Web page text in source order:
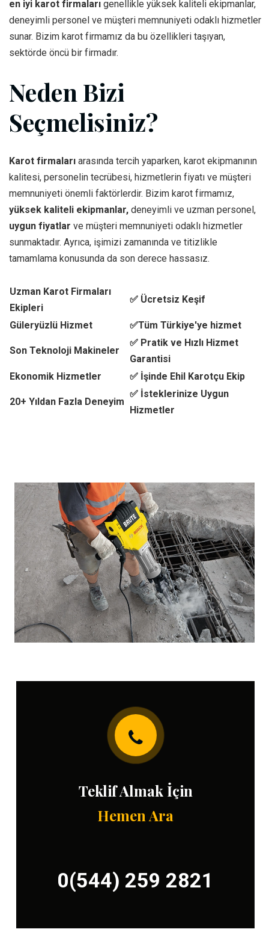
en iyi karot firmaları genellikle yüksek kaliteli ekipmanlar,
deneyimli personel ve müşteri memnuniyeti odaklı hizmetler
sunar. Bizim karot firmamız da bu özellikleri taşıyan,
sektörde öncü bir firmadır.
Neden Bizi
Seçmelisiniz?
Karot firmaları arasında tercih yaparken, karot ekipmanının
kalitesi, personelin tecrübesi, hizmetlerin fiyatı ve müşteri
memnuniyeti önemli faktörlerdir. Bizim karot firmamız,
yüksek kaliteli ekipmanlar, deneyimli ve uzman personel,
uygun fiyatlar ve müşteri memnuniyeti odaklı hizmetler
sunmaktadır. Ayrıca, işimizi zamanında ve titizlikle
tamamlama konusunda da son derece hassasız.
Uzman Karot Firmaları
Ekipleri
✅ Ücretsiz Keşif
Güleryüzlü Hizmet ✅Tüm Türkiye'ye hizmet
Son Teknoloji Makineler
✅ Pratik ve Hızlı Hizmet
Garantisi
Ekonomik Hizmetler
✅ İşinde Ehil Karotçu Ekip
20+ Yıldan Fazla Deneyim
✅ İsteklerinize Uygun
Hizmetler
Teklif Almak İçin
Hemen Ara
0(544) 259 2821